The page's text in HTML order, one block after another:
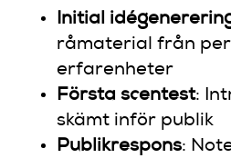
Initial
råmaterial från
erfarenheter
Första scentest:
skämt inför publik
Publikrespons: